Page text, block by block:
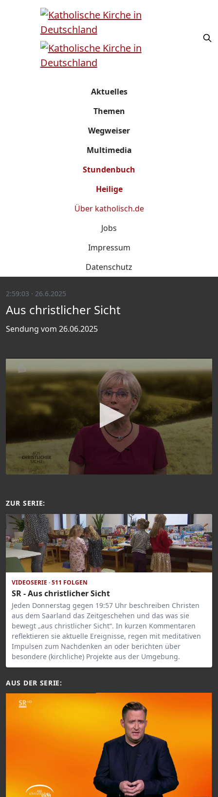
Aktuelles
Themen
Wegweiser
Multimedia
Stundenbuch
Heilige
Über katholisch.de
Jobs
Impressum
Datenschutz
2:59:03 · 26.6.2025
Aus christlicher Sicht
Sendung vom 26.06.2025
ZUR SERIE:
VIDEOSERIE · 511 FOLGEN
SR - Aus christlicher Sicht
Jeden Donnerstag gegen 19:57 Uhr beschreiben Christen
aus dem Saarland das Zeitgeschehen und das was sie
bewegt „aus christlicher Sicht“. In kurzen Kommentaren
reflektieren sie aktuelle Ereignisse, regen mit meditativen
Impulsen zum Nachdenken an oder berichten über
besondere (kirchliche) Projekte aus der Umgebung.
AUS DER SERIE: